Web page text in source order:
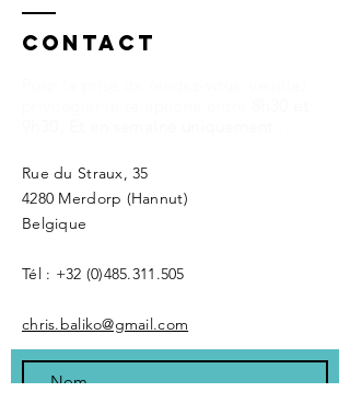
Contact
Rue du Straux, 35
4280 Merdorp (Hannut)
Belgique
Tél : +32 (0)485.311.505
chris.baliko@gmail.com